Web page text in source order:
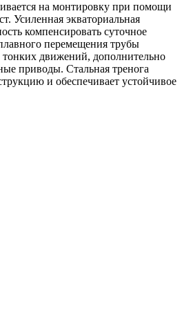
на монтировку при помощи
Усиленная экваториальная
компенсировать суточное
перемещения трубы
движений, дополнительно
приводы. Стальная тренога
и обеспечивает устойчивое